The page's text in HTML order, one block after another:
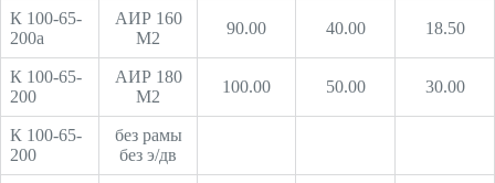
К 100-65-
200а
АИР 160
М2
90.00 40.00 18.50
К 100-65-
200
АИР 180
М2
100.00 50.00 30.00
К 100-65-
200
без рамы
без э/дв